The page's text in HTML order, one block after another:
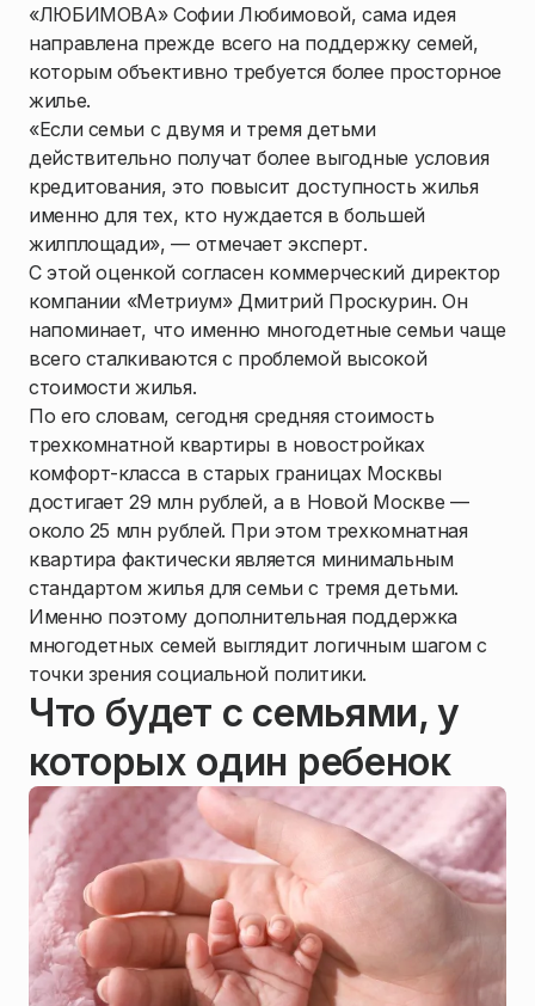
«ЛЮБИМОВА» Софии Любимовой, сама идея
направлена прежде всего на поддержку семей,
которым объективно требуется более просторное
жилье.
«Если семьи с двумя и тремя детьми
действительно получат более выгодные условия
кредитования, это повысит доступность жилья
именно для тех, кто нуждается в большей
жилплощади», — отмечает эксперт.
С этой оценкой согласен коммерческий директор
компании «Метриум» Дмитрий Проскурин. Он
напоминает, что именно многодетные семьи чаще
всего сталкиваются с проблемой высокой
стоимости жилья.
По его словам, сегодня средняя стоимость
трехкомнатной квартиры в новостройках
комфорт-класса в старых границах Москвы
достигает 29 млн рублей, а в Новой Москве —
около 25 млн рублей. При этом трехкомнатная
квартира фактически является минимальным
стандартом жилья для семьи с тремя детьми.
Именно поэтому дополнительная поддержка
многодетных семей выглядит логичным шагом с
точки зрения социальной политики.
Что будет с семьями, у
которых один ребенок